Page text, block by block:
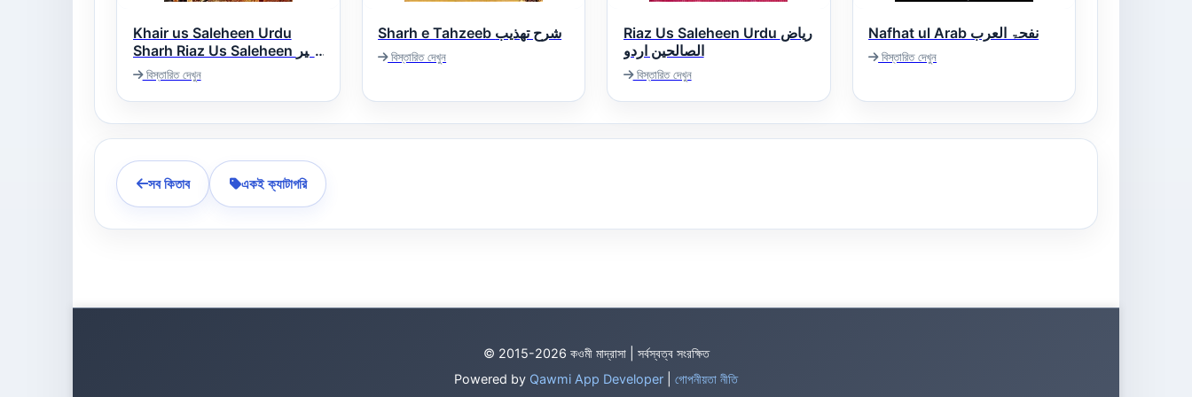
Khair us Saleheen Urdu
Sharh Riaz Us Saleheen خیر
الصالحین اردو شرح ریاض
الصالحین
বিস্তারিত দেখুন
Sharh e Tahzeeb شرح تھذیب
বিস্তারিত দেখুন
Riaz Us Saleheen Urdu ریاض
الصالحین اردو
বিস্তারিত দেখুন
Nafhat ul Arab نفحۃ العرب
বিস্তারিত দেখুন
সব কিতাব একই ক্যাটাগরি
© 2015-2026 কওমী মাদ্রাসা | সর্বস্বত্ব সংরক্ষিত
Powered by Qawmi App Developer গোপনীয়তা নীতি